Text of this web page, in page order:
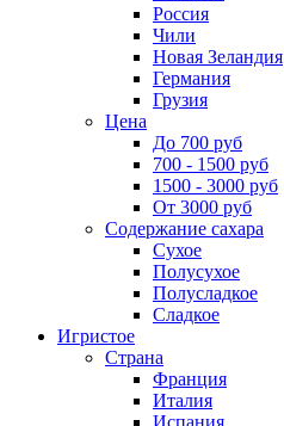
Россия
Чили
Новая Зеландия
Германия
Грузия
Цена
До 700 руб
700 - 1500 руб
1500 - 3000 руб
От 3000 руб
Содержание сахара
Сухое
Полусухое
Полусладкое
Сладкое
Игристое
Страна
Франция
Италия
Испания